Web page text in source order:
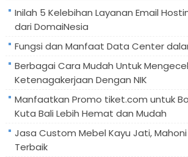
Inilah 5 Kelebihan Layanan Email
dari DomaiNesia
Fungsi dan Manfaat Data Center
Berbagai Cara Mudah Untuk
Ketenagakerjaan Dengan NIK
Manfaatkan Promo tiket.com untuk
Kuta Bali Lebih Hemat dan Mudah
Jasa Custom Mebel Kayu Jati,
Terbaik